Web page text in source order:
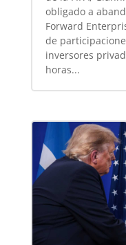
obligado a
Forward
de
inversores
horas...